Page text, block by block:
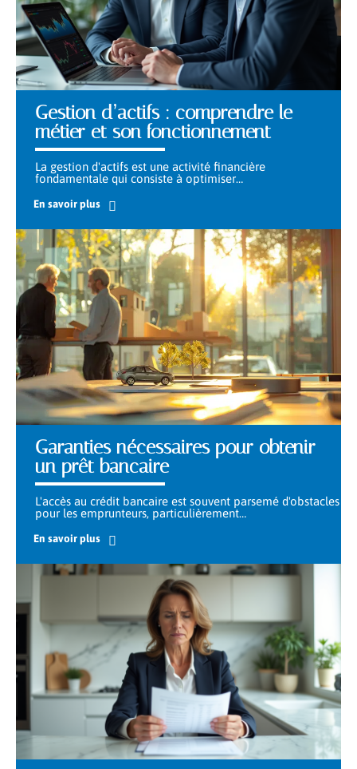
Gestion d’actifs : comprendre le
métier et son fonctionnement
La gestion d'actifs est une activité financière
fondamentale qui consiste à optimiser…
En savoir plus
Garanties nécessaires pour obtenir
un prêt bancaire
L'accès au crédit bancaire est souvent parsemé d'obstacles
pour les emprunteurs, particulièrement…
En savoir plus